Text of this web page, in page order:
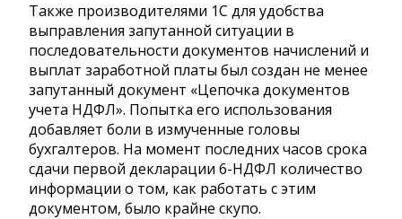
Также производителями 1С для удобства
выправления запутанной ситуации в
последовательности документов начислений и
выплат заработной платы был создан не менее
запутанный документ «Цепочка документов
учета НДФЛ». Попытка его использования
добавляет боли в измученные головы
бухгалтеров. На момент последних часов срока
сдачи первой декларации 6-НДФЛ количество
информации о том, как работать с этим
документом, было крайне скупо.